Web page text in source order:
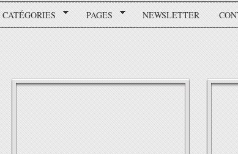
CATÉGORIES PAGES NEWSLETTER